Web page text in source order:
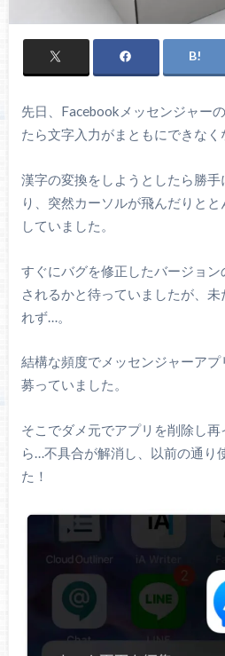
先日、Facebookメッセンジャー
たら文字入力がまともにできなく
漢字の変換をしようとしたら勝
り、突然カーソルが飛んだりと
していました。
すぐにバグを修正したバージョン
されるかと待っていましたが、
れず…。
結構な頻度でメッセンジャーア
募っていました。
そこでダメ元でアプリを削除し
ら…不具合が解消し、以前の通り
た！